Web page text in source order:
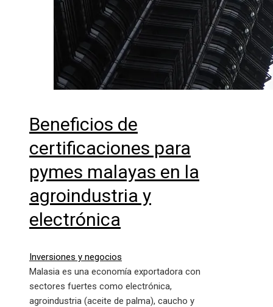
Beneficios de
certificaciones para
pymes malayas en la
agroindustria y
electrónica
Inversiones y negocios
Malasia es una economía exportadora con
sectores fuertes como electrónica,
agroindustria (aceite de palma), caucho y